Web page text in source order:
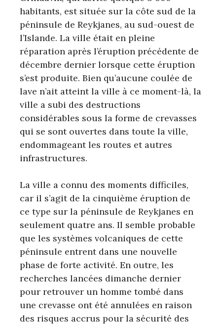
habitants, est située sur la côte sud de la
péninsule de Reykjanes, au sud-ouest de
l’Islande. La ville était en pleine
réparation après l’éruption précédente de
décembre dernier lorsque cette éruption
s’est produite. Bien qu’aucune coulée de
lave n’ait atteint la ville à ce moment-là, la
ville a subi des destructions
considérables sous la forme de crevasses
qui se sont ouvertes dans toute la ville,
endommageant les routes et autres
infrastructures.
La ville a connu des moments difficiles,
car il s’agit de la cinquième éruption de
ce type sur la péninsule de Reykjanes en
seulement quatre ans. Il semble probable
que les systèmes volcaniques de cette
péninsule entrent dans une nouvelle
phase de forte activité. En outre, les
recherches lancées dimanche dernier
pour retrouver un homme tombé dans
une crevasse ont été annulées en raison
des risques accrus pour la sécurité des